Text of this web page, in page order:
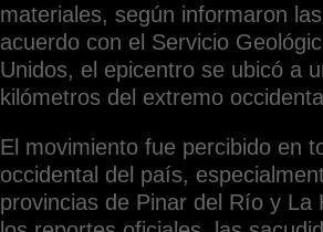
materiales, según informaron
acuerdo con el Servicio
Unidos, el epicentro se ubicó a
kilómetros del extremo
El movimiento fue percibido en
occidental del país,
provincias de Pinar del Río y La